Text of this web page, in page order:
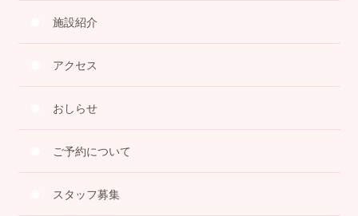
施設紹介
アクセス
おしらせ
ご予約について
スタッフ募集